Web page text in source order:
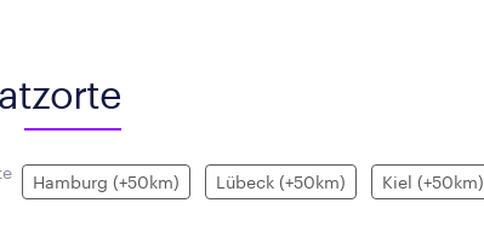
Hamburg (+50km) Lübeck (+50km) Kiel (+50km)